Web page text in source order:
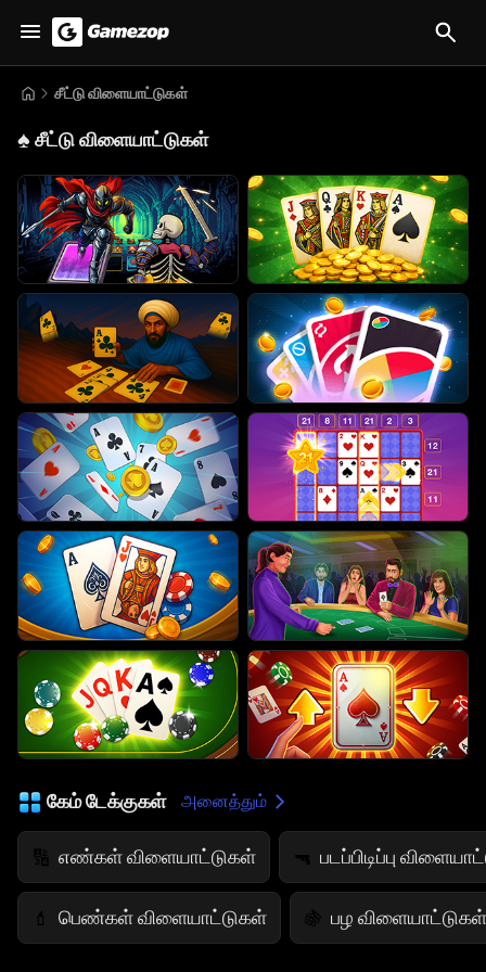
சீட்டு விளையாட்டுகள்
♠️ சீட்டு விளையாட்டுகள்
கேம் டேக்குகள் அனைத்தும்
🔢 எண்கள் விளையாட்டுகள் 🔫 படப்பிடிப்பு
💄 பெண்கள் விளையாட்டுகள் 🍇 பழ விளையாட்டுகள்